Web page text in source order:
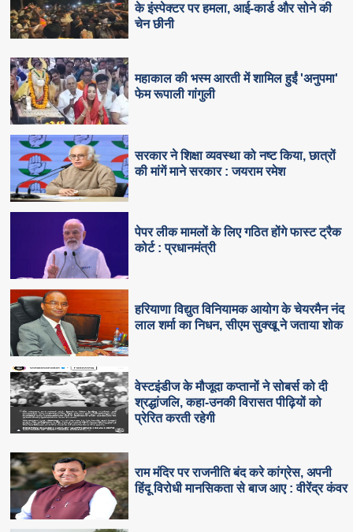
के इंस्पेक्टर पर हमला, आई-कार्ड और सोने की
चेन छीनी
महाकाल की भस्म आरती में शामिल हुईं 'अनुपमा'
फेम रूपाली गांगुली
सरकार ने शिक्षा व्यवस्था को नष्ट किया, छात्रों
की मांगें माने सरकार : जयराम रमेश
पेपर लीक मामलों के लिए गठित होंगे फास्ट ट्रैक
कोर्ट : प्रधानमंत्री
हरियाणा विद्युत विनियामक आयोग के चेयरमैन नंद
लाल शर्मा का निधन, सीएम सुक्‍खू ने जताया शोक
वेस्टइंडीज के मौजूदा कप्तानों ने सोबर्स को दी
श्रद्धांजलि, कहा-उनकी विरासत पीढ़ियों को
प्रेरित करती रहेगी
राम मंदिर पर राजनीति बंद करे कांग्रेस, अपनी
हिंदू विरोधी मानसिकता से बाज आए : वीरेंद्र कंवर